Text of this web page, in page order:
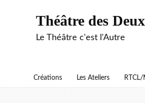
Théâtre des
Le Théâtre c'est l'Autre
Créations Les Ateliers